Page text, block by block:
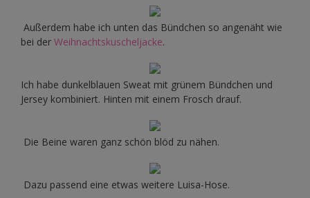
Außerdem habe ich unten das Bündchen so angenäht wie
bei der Weihnachtskuscheljacke.
Ich habe dunkelblauen Sweat mit grünem Bündchen und
Jersey kombiniert. Hinten mit einem Frosch drauf.
Die Beine waren ganz schön blöd zu nähen.
Dazu passend eine etwas weitere Luisa-Hose.